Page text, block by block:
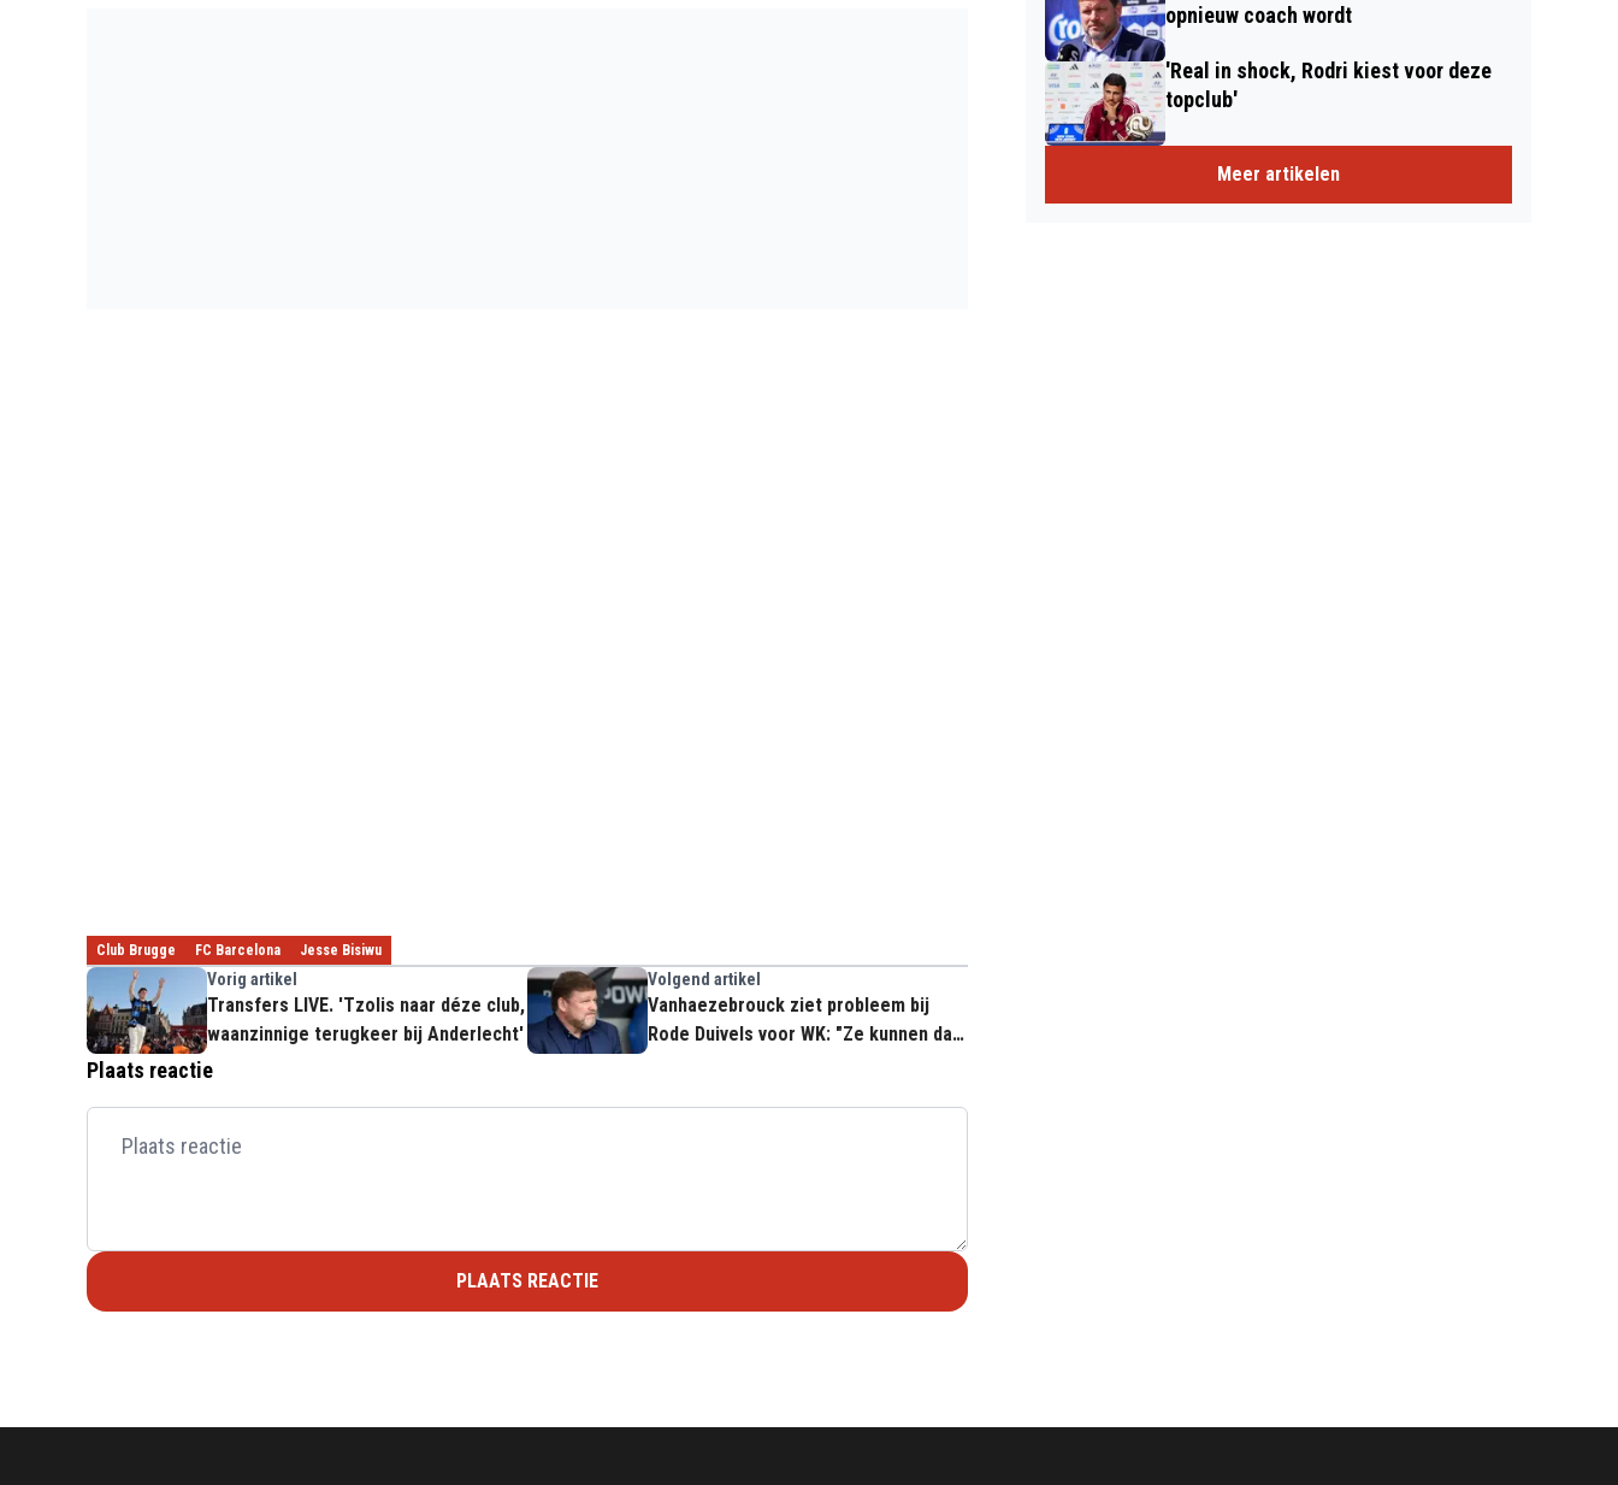
Club Brugge FC Barcelona Jesse Bisiwu
Vorig artikel
Transfers LIVE. 'Tzolis naar déze club,
waanzinnige terugkeer bij Anderlecht'
Volgend artikel
Vanhaezebrouck ziet probleem bij
Rode Duivels voor WK: "Ze kunnen dat
Plaats reactie
PLAATS REACTIE
opnieuw coach wordt
'Real in shock, Rodri kiest voor deze
topclub'
Meer artikelen